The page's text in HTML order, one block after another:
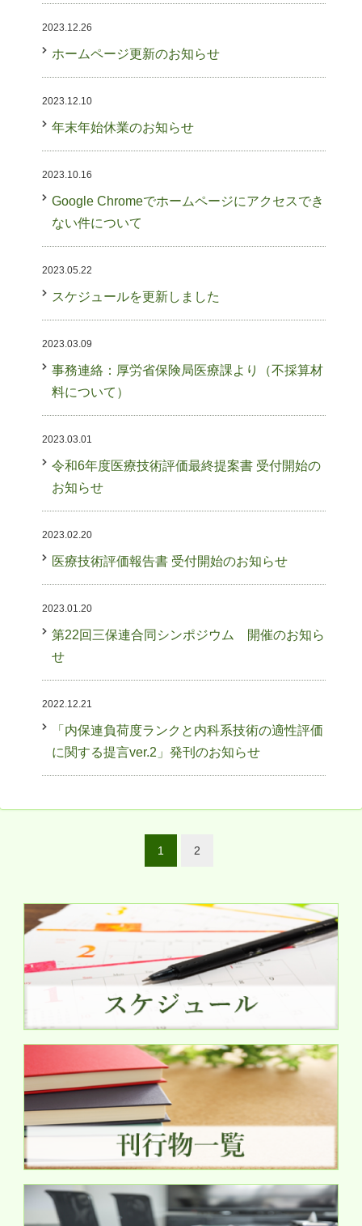
2023.12.26
ホームページ更新のお知らせ
2023.12.10
年末年始休業のお知らせ
2023.10.16
Google Chromeでホームページにアクセスでき
ない件について
2023.05.22
スケジュールを更新しました
2023.03.09
事務連絡：厚労省保険局医療課より（不採算材
料について）
2023.03.01
令和6年度医療技術評価最終提案書 受付開始の
お知らせ
2023.02.20
医療技術評価報告書 受付開始のお知らせ
2023.01.20
第22回三保連合同シンポジウム 開催のお知ら
せ
2022.12.21
「内保連負荷度ランクと内科系技術の適性評価
に関する提言ver.2」発刊のお知らせ
1 2